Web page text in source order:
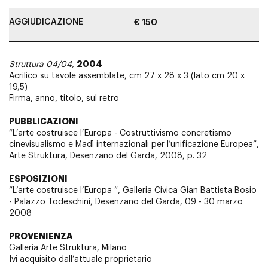
AGGIUDICAZIONE € 150
Struttura 04/04, 2004
Acrilico su tavole assemblate, cm 27 x 28 x 3 (lato cm 20 x
19,5)
Firma, anno, titolo, sul retro
PUBBLICAZIONI
“L’arte costruisce l’Europa - Costruttivismo concretismo
cinevisualismo e Madì internazionali per l’unificazione Europea”,
Arte Struktura, Desenzano del Garda, 2008, p. 32
ESPOSIZIONI
“L’arte costruisce l’Europa “, Galleria Civica Gian Battista Bosio
- Palazzo Todeschini, Desenzano del Garda, 09 - 30 marzo
2008
PROVENIENZA
Galleria Arte Struktura, Milano
Ivi acquisito dall’attuale proprietario